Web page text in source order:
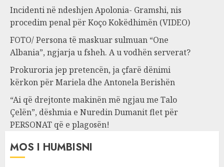
Incidenti në ndeshjen Apolonia- Gramshi, nis
procedim penal për Koço Kokëdhimën (VIDEO)
FOTO/ Persona të maskuar sulmuan “One
Albania”, ngjarja u fsheh. A u vodhën serverat?
Prokuroria jep pretencën, ja çfarë dënimi
kërkon për Mariela dhe Antonela Berishën
“Ai që drejtonte makinën më ngjau me Talo
Çelën”, dëshmia e Nuredin Dumanit flet për
PERSONAT që e plagosën!
MOS I HUMBISNI